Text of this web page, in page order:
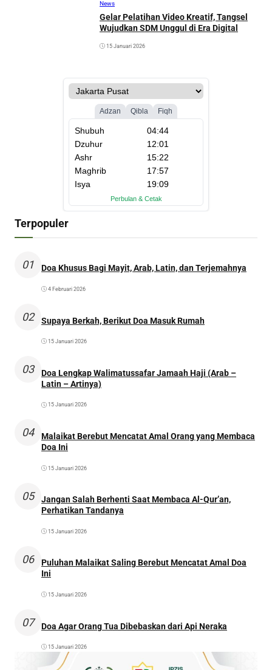
News
Gelar Pelatihan Video Kreatif, Tangsel
Wujudkan SDM Unggul di Era Digital
15 Januari 2026
Terpopuler
01 Doa Khusus Bagi Mayit, Arab, Latin, dan Terjemahnya
4 Februari 2026
02 Supaya Berkah, Berikut Doa Masuk Rumah
15 Januari 2026
03
Doa Lengkap Walimatussafar Jamaah Haji (Arab –
Latin – Artinya)
15 Januari 2026
04
Malaikat Berebut Mencatat Amal Orang yang Membaca
Doa Ini
15 Januari 2026
05
Jangan Salah Berhenti Saat Membaca Al-Qur’an,
Perhatikan Tandanya
15 Januari 2026
06
Puluhan Malaikat Saling Berebut Mencatat Amal Doa
Ini
15 Januari 2026
07 Doa Agar Orang Tua Dibebaskan dari Api Neraka
15 Januari 2026